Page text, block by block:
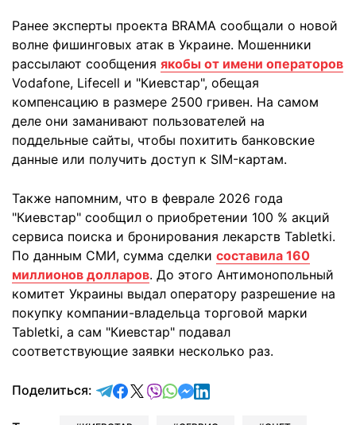
Ранее эксперты проекта BRAMA сообщали о новой
волне фишинговых атак в Украине. Мошенники
рассылают сообщения якобы от имени операторов
Vodafone, Lifecell и "Киевстар", обещая
компенсацию в размере 2500 гривен. На самом
деле они заманивают пользователей на
поддельные сайты, чтобы похитить банковские
данные или получить доступ к SIM-картам.
Также напомним, что в феврале 2026 года
"Киевстар" сообщил о приобретении 100 % акций
сервиса поиска и бронирования лекарств Tabletki.
По данным СМИ, сумма сделки составила 160
миллионов долларов. До этого Антимонопольный
комитет Украины выдал оператору разрешение на
покупку компании-владельца торговой марки
Tabletki, а сам "Киевстар" подавал
соответствующие заявки несколько раз.
Поделиться: отправить в Telegram
поделиться в Facebook
поделиться в X
отправить в Viber
отправить в Whatsapp
отправить в Messenger
отправить в LinkedIn